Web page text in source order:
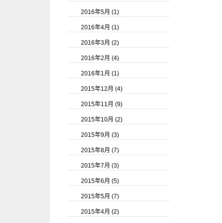
2016年5月 (1)
2016年4月 (1)
2016年3月 (2)
2016年2月 (4)
2016年1月 (1)
2015年12月 (4)
2015年11月 (9)
2015年10月 (2)
2015年9月 (3)
2015年8月 (7)
2015年7月 (3)
2015年6月 (5)
2015年5月 (7)
2015年4月 (2)